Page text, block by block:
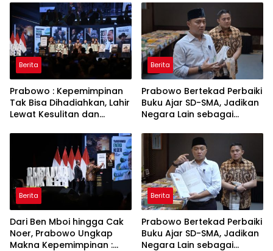
PLN
Babakan Madang
Berita
Prabowo : Kepemimpinan
Tak Bisa Dihadiahkan, Lahir
Lewat Kesulitan dan
Berita
Prabowo Bertekad Perbaiki
Buku Ajar SD-SMA, Jadikan
Negara Lain sebagai
Berita
Dari Ben Mboi hingga Cak
Noer, Prabowo Ungkap
Makna Kepemimpinan :
Berita
Prabowo Bertekad Perbaiki
Buku Ajar SD-SMA, Jadikan
Negara Lain sebagai